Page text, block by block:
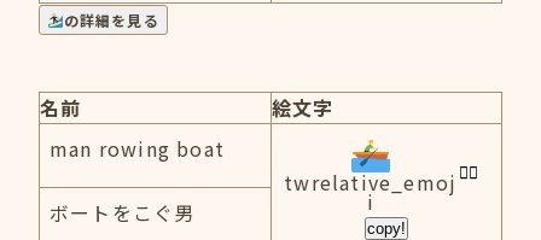
の詳細を見る
名前
絵文字
man rowing boat
twrelative_emoj
i
copy!
ボートをこぐ男